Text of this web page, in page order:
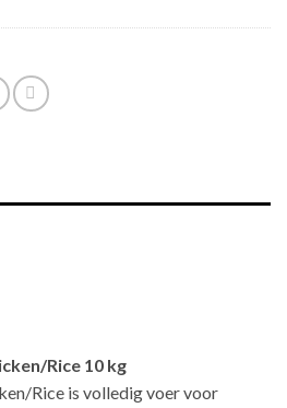
Rice 10 kg
Rice is volledig voer voor